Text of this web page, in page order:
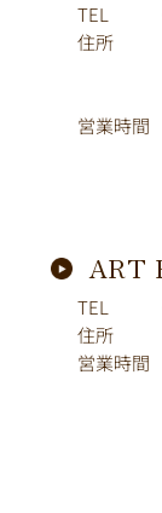
TEL
住所
営業時間
ART
TEL
住所
営業時間